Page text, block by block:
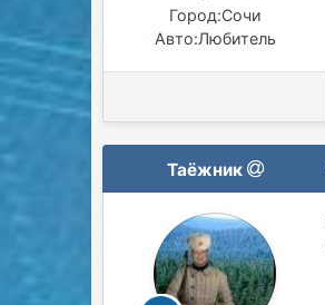
Город:Сочи
Авто:Любитель
Таёжник